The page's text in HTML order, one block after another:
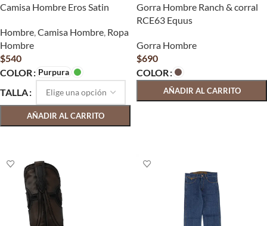
Camisa Hombre Eros Satin
Hombre Camisa Hombre Ropa
Hombre
$540
COLOR
Purpura
TALLA
AÑADIR AL CARRITO
Gorra Hombre Ranch & corral
RCE63 Equus
Gorra Hombre
$690
COLOR
AÑADIR AL CARRITO